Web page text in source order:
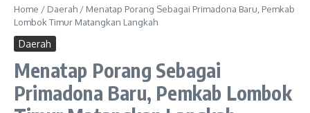
Home / Daerah / Menatap Porang Sebagai Primadona Baru, Pemkab
Lombok Timur Matangkan Langkah
Daerah
Menatap Porang Sebagai
Primadona Baru, Pemkab Lombok